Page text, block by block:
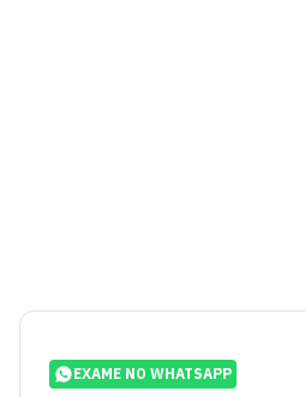
EXAME NO WHATSAPP